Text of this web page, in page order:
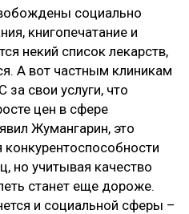
социально
книгопечатание и
некий список лекарств,
А вот частным клиникам
свои услуги, что
цен в сфере
Жумангарин, это
но учитывая качество
станет еще дороже.
и социальной сферы –